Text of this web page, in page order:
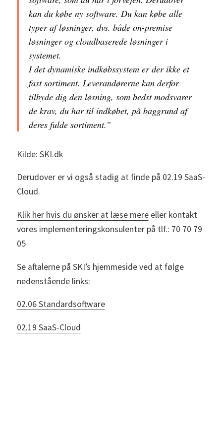
kan du købe ny software. Du kan købe alle
typer af løsninger, dvs. både on-premise
løsninger og cloudbaserede løsninger i
systemet.
I det dynamiske indkøbssystem er der ikke et
fast sortiment. Leverandørerne kan derfor
tilbyde dig den løsning, som bedst modsvarer
de krav, du har til indkøbet, på baggrund af
deres fulde sortiment.”
Kilde: SKI.dk
Derudover er vi også stadig at finde på 02.19 SaaS-
Cloud.
Klik her hvis du ønsker at læse mereeller kontakt
vores implementeringskonsulenter på tlf.: 70 70 79
05
Se aftalerne på SKI’s hjemmeside ved at følge
nedenstående links:
02.06 Standardsoftware
02.19 SaaS-Cloud